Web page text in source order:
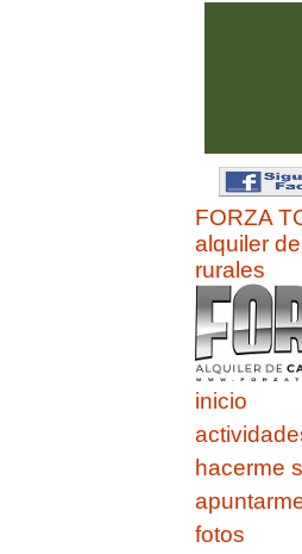
FORZA
alquiler
rurales
inicio
hacerme
fotos